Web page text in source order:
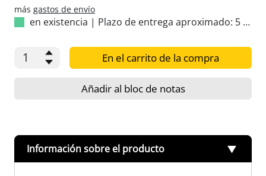
más gastos de envío
en existencia | Plazo de entrega aproximado: 5 - 10 días
En el carrito de la compra
Añadir al bloc de notas
Información sobre el producto